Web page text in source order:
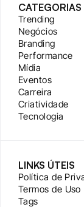
CATEGORIAS
Trending
Negócios
Branding
Performance
Mídia
Eventos
Carreira
Criatividade
Tecnologia
LINKS ÚTEIS
Política de
Termos de Uso
Tags